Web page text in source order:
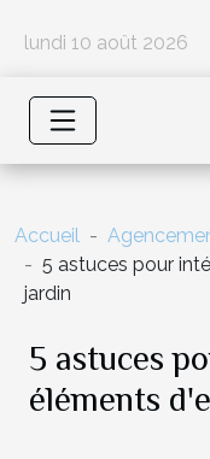
lundi 10 août 2026
Accueil
5 astuces pour
jardin
5 astuces
éléments